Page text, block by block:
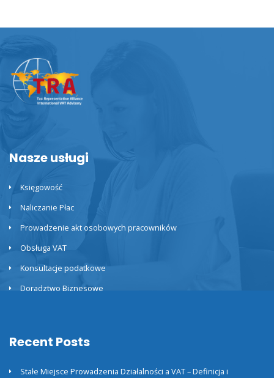
Nasze usługi
Księgowość
Naliczanie Płac
Prowadzenie akt osobowych pracowników
Obsługa VAT
Konsultacje podatkowe
Doradztwo Biznesowe
Recent Posts
Stałe Miejsce Prowadzenia Działalności a VAT – Definicja i